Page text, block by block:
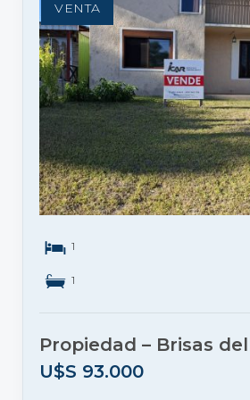
VENTA
1
1
Propiedad – Brisas
U$S 93.000